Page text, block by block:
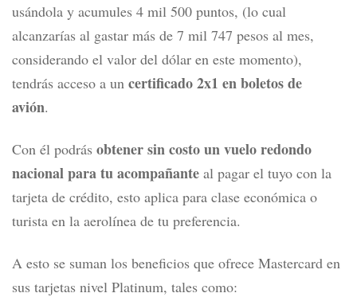
usándola y acumules 4 mil 500 puntos, (lo cual
alcanzarías al gastar más de 7 mil 747 pesos al mes,
considerando el valor del dólar en este momento),
tendrás acceso a un certificado 2x1 en boletos de
avión.
Con él podrás obtener sin costo un vuelo redondo
nacional para tu acompañante al pagar el tuyo con la
tarjeta de crédito, esto aplica para clase económica o
turista en la aerolínea de tu preferencia.
A esto se suman los beneficios que ofrece Mastercard en
sus tarjetas nivel Platinum, tales como: